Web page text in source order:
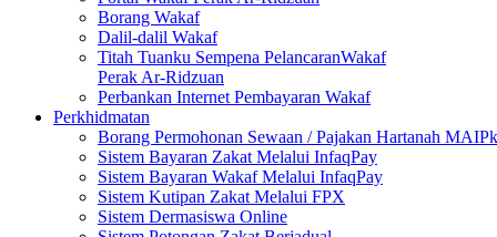
Borang Wakaf
Dalil-dalil Wakaf
Titah Tuanku Sempena PelancaranWakaf
Perak Ar-Ridzuan
Perbankan Internet Pembayaran Wakaf
Perkhidmatan
Borang Permohonan Sewaan / Pajakan Hartanah MAIPk
Sistem Bayaran Zakat Melalui InfaqPay
Sistem Bayaran Wakaf Melalui InfaqPay
Sistem Kutipan Zakat Melalui FPX
Sistem Dermasiswa Online